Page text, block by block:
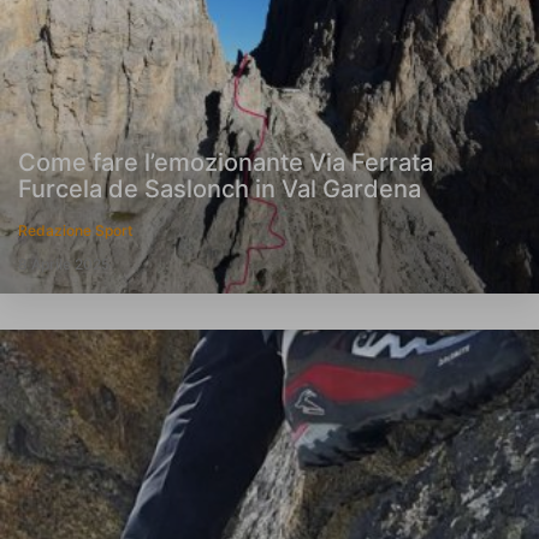
Come fare l’emozionante Via Ferrata
Furcela de Saslonch in Val Gardena
Redazione Sport
8 Aprile 2025